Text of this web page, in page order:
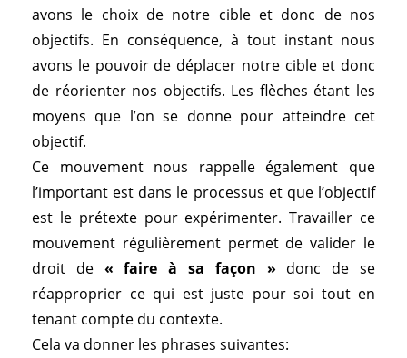
avons le choix de notre cible et donc de nos
objectifs. En conséquence, à tout instant nous
avons le pouvoir de déplacer notre cible et donc
de réorienter nos objectifs. Les flèches étant les
moyens que l’on se donne pour atteindre cet
objectif.
Ce mouvement nous rappelle également que
l’important est dans le processus et que l’objectif
est le prétexte pour expérimenter. Travailler ce
mouvement régulièrement permet de valider le
droit de « faire à sa façon » donc de se
réapproprier ce qui est juste pour soi tout en
tenant compte du contexte.
Cela va donner les phrases suivantes: